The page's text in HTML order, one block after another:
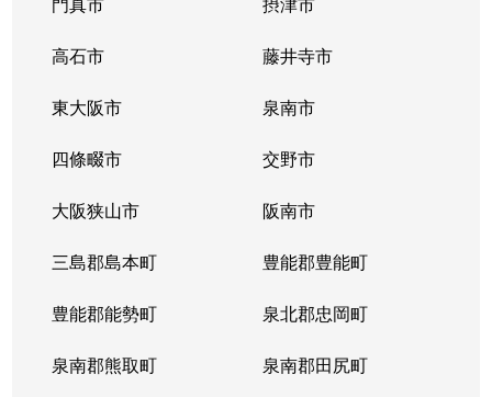
高石市 藤井寺市
東大阪市 泉南市
四條畷市 交野市
大阪狭山市 阪南市
三島郡島本町 豊能郡豊能町
豊能郡能勢町 泉北郡忠岡町
泉南郡熊取町 泉南郡田尻町